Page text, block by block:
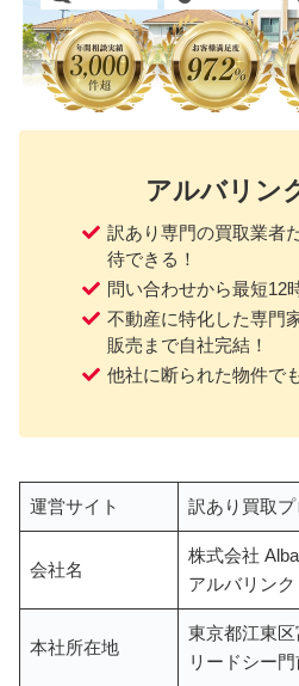
アルバリン
訳あり専門の買取業者
待できる！
問い合わせから最短12
不動産に特化した専門
販売まで自社完結！
他社に断られた物件で
運営サイト 訳あり買取プ
会社名
株式会社
アルバリンク
本社所在地
東京都江東
リードシー